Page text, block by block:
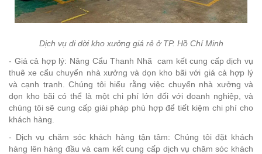
Dịch vụ di dời kho xưởng giá rẻ ở TP. Hồ Chí Minh
- Giá cả hợp lý: Nâng Cẩu Thanh Nhã cam kết cung cấp dịch vụ
thuê xe cẩu chuyển nhà xưởng và dọn kho bãi với giá cả hợp lý
và cạnh tranh. Chúng tôi hiểu rằng việc chuyển nhà xưởng và
dọn kho bãi có thể là một chi phí lớn đối với doanh nghiệp, và
chúng tôi sẽ cung cấp giải pháp phù hợp để tiết kiệm chi phí cho
khách hàng.
- Dịch vụ chăm sóc khách hàng tận tâm: Chúng tôi đặt khách
hàng lên hàng đầu và cam kết cung cấp dịch vụ chăm sóc khách